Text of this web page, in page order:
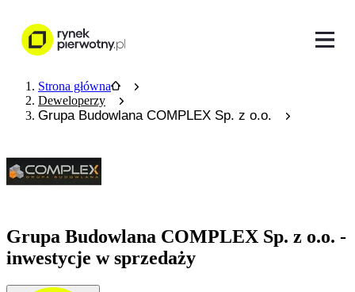
Strona główna
Deweloperzy
Grupa Budowlana COMPLEX Sp. z o.o.
Grupa Budowlana COMPLEX Sp. z o.o. -
inwestycje w sprzedaży